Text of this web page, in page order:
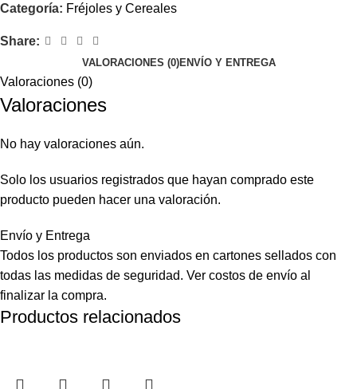
Categoría: Fréjoles y Cereales
Share:
VALORACIONES (0)ENVÍO Y ENTREGA
Valoraciones (0)
Valoraciones
No hay valoraciones aún.
Solo los usuarios registrados que hayan comprado este
producto pueden hacer una valoración.
Envío y Entrega
Todos los productos son enviados en cartones sellados con
todas las medidas de seguridad. Ver costos de envío al
finalizar la compra.
Productos relacionados